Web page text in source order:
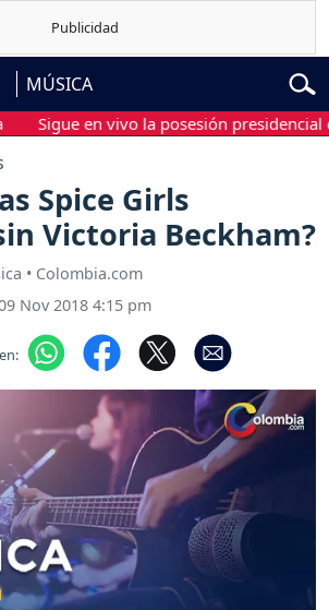
MÚSICA
Sigue en vivo la posesión presidencial de
Spice Girls
Victoria Beckham?
• Colombia.com
Nov 2018 4:15 pm